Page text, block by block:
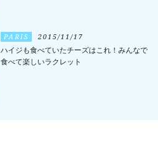
PARIS 2015/11/17
ハイジも食べていたチーズはこれ！みんなで
食べて楽しいラクレット